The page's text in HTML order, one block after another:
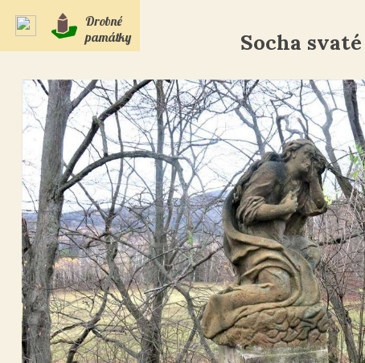
Drobné
památky
Socha